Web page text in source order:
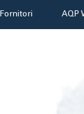
Fornitori AQP